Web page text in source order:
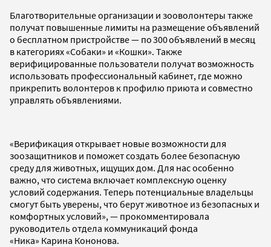
Благотворительные организации и зооволонтеры также
получат повышенные лимиты на размещение объявлений
о бесплатном пристройстве — по 300 объявлений в месяц
в категориях «Собаки» и «Кошки». Также
верифицированные пользователи получат возможность
использовать профессиональный кабинет, где можно
прикрепить волонтеров к профилю приюта и совместно
управлять объявлениями.
«Верификация открывает новые возможности для
зоозащитников и поможет создать более безопасную
среду для животных, ищущих дом. Для нас особенно
важно, что система включает комплексную оценку
условий содержания. Теперь потенциальные владельцы
смогут быть уверены, что берут животное из безопасных и
комфортных условий», — прокомментировала
руководитель отдела коммуникаций фонда
«Ника» Карина Кононова.